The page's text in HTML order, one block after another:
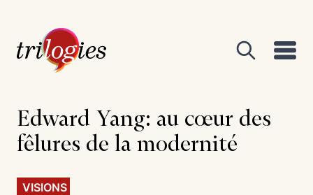
Edward Yang: au cœur des
fêlures de la modernité
VISIONS